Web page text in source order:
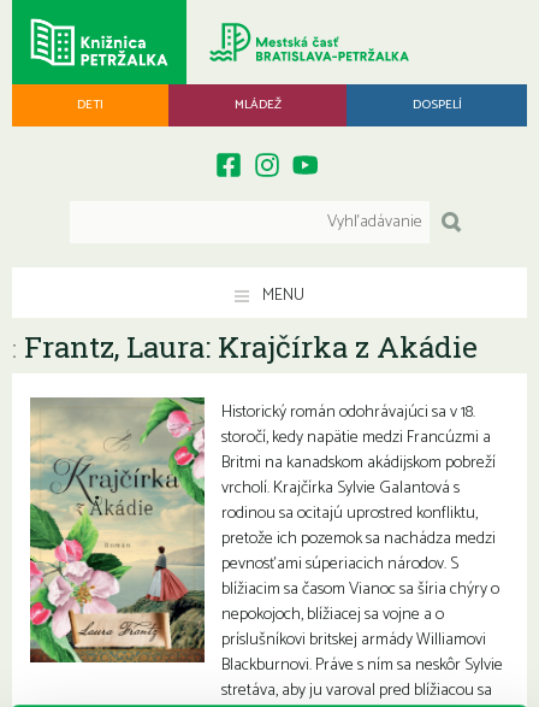
DETI MLÁDEŽ DOSPELÍ
MENU
: Frantz, Laura: Krajčírka z Akádie
Historický román odohrávajúci sa v 18.
storočí, kedy napätie medzi Francúzmi a
Britmi na kanadskom akádijskom pobreží
vrcholí. Krajčírka Sylvie Galantová s
rodinou sa ocitajú uprostred konfliktu,
pretože ich pozemok sa nachádza medzi
pevnosťami súperiacich národov. S
blížiacim sa časom Vianoc sa šíria chýry o
nepokojoch, blížiacej sa vojne a o
príslušníkovi britskej armády Williamovi
Blackburnovi. Práve s ním sa neskôr Sylvie
stretáva, aby ju varoval pred blížiacou sa